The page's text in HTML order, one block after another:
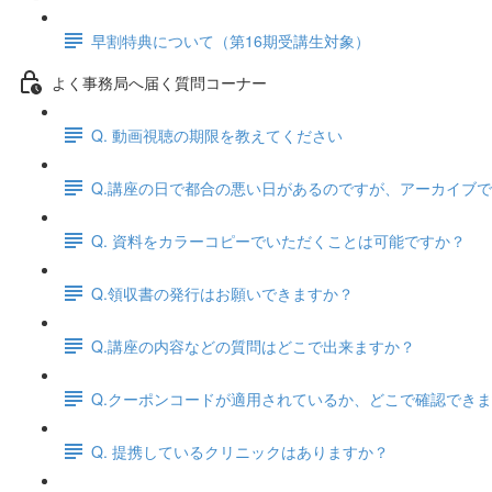
早割特典について（第16期受講生対象）
よく事務局へ届く質問コーナー
Q. 動画視聴の期限を教えてください
Q.講座の日で都合の悪い日があるのですが、アーカイブ
Q. 資料をカラーコピーでいただくことは可能ですか？
Q.領収書の発行はお願いできますか？
Q.講座の内容などの質問はどこで出来ますか？
Q.クーポンコードが適用されているか、どこで確認でき
Q. 提携しているクリニックはありますか？